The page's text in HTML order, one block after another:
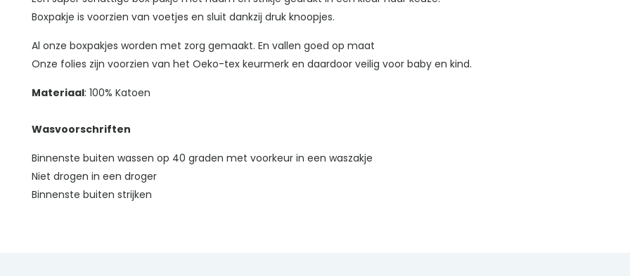
Boxpakje is voorzien van voetjes en sluit dankzij druk knoopjes.
Al onze boxpakjes worden met zorg gemaakt. En vallen goed op maat
Onze folies zijn voorzien van het Oeko-tex keurmerk en daardoor veilig voor baby en kind.
Materiaal: 100% Katoen
Wasvoorschriften
Binnenste buiten wassen op 40 graden met voorkeur in een waszakje
Niet drogen in een droger
Binnenste buiten strijken